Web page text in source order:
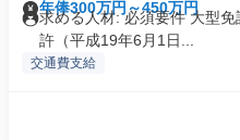
年俸300万円～450万円
求める人材: 必須要件 大型
許（平成19年6月1日...
交通費支給